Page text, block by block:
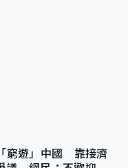
窮遊」中國 靠接濟